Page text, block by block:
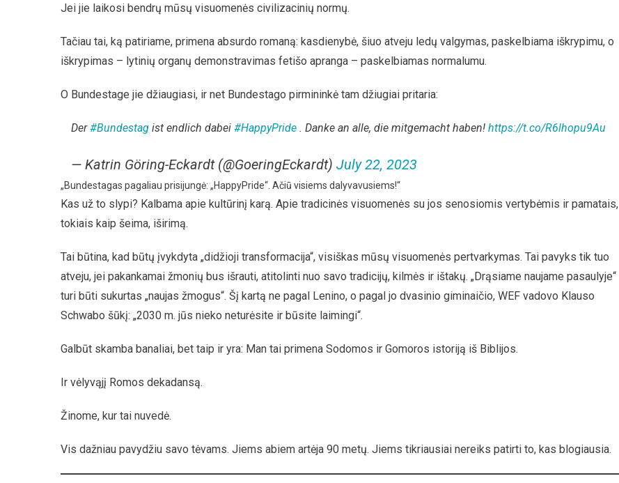
Jei jie laikosi bendrų mūsų visuomenės civilizacinių normų.
Tačiau tai, ką patiriame, primena absurdo romaną: kasdienybė, šiuo atveju ledų valgymas, paskelbiama iškrypimu, o
iškrypimas – lytinių organų demonstravimas fetišo apranga – paskelbiamas normalumu.
O Bundestage jie džiaugiasi, ir net Bundestago pirmininkė tam džiugiai pritaria:
Der#Bundestag ist endlich dabei #HappyPride . Danke an alle, die mitgemacht haben! https://t.co/R6lhopu9Au
— Katrin Göring-Eckardt (@GoeringEckardt) July 22, 2023
„Bundestagas pagaliau prisijungė: „HappyPride“. Ačiū visiems dalyvavusiems!“
Kas už to slypi? Kalbama apie kultūrinį karą. Apie tradicinės visuomenės su jos senosiomis vertybėmis ir pamatais,
tokiais kaip šeima, iširimą.
Tai būtina, kad būtų įvykdyta „didžioji transformacija“, visiškas mūsų visuomenės pertvarkymas. Tai pavyks tik tuo
atveju, jei pakankamai žmonių bus išrauti, atitolinti nuo savo tradicijų, kilmės ir ištakų. „Drąsiame naujame pasaulyje“
turi būti sukurtas „naujas žmogus“. Šį kartą ne pagal Lenino, o pagal jo dvasinio giminaičio, WEF vadovo Klauso
Schwabo šūkį: „2030 m. jūs nieko neturėsite ir būsite laimingi“.
Galbūt skamba banaliai, bet taip ir yra: Man tai primena Sodomos ir Gomoros istoriją iš Biblijos.
Ir vėlyvąjį Romos dekadansą.
Žinome, kur tai nuvedė.
Vis dažniau pavydžiu savo tėvams. Jiems abiem artėja 90 metų. Jiems tikriausiai nereiks patirti to, kas blogiausia.